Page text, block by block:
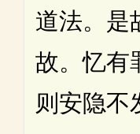
道法。是
故。忆有
则安隐不